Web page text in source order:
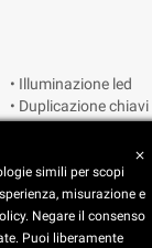
• Illuminazione led
• Duplicazione chiavi
telecomandi
• Smart home
• Video sorveglianza
close
simili per scopi
misurazione e
Negare il consenso
Puoi liberamente